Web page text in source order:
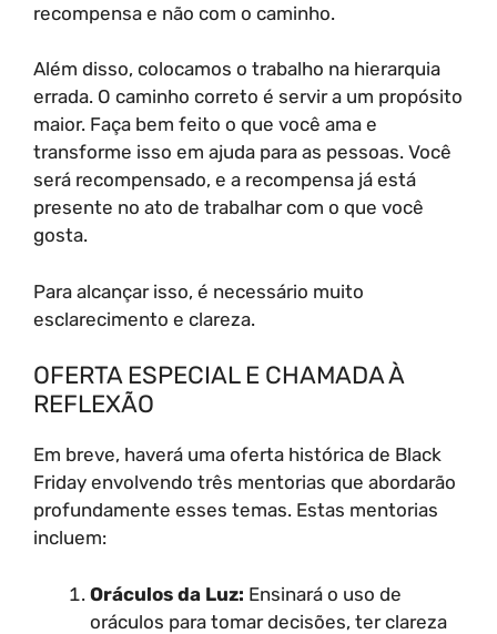
recompensa e não com o caminho.
Além disso, colocamos o trabalho na hierarquia
errada. O caminho correto é servir a um propósito
maior. Faça bem feito o que você ama e
transforme isso em ajuda para as pessoas. Você
será recompensado, e a recompensa já está
presente no ato de trabalhar com o que você
gosta.
Para alcançar isso, é necessário muito
esclarecimento e clareza.
OFERTA ESPECIAL E CHAMADA À
REFLEXÃO
Em breve, haverá uma oferta histórica de Black
Friday envolvendo três mentorias que abordarão
profundamente esses temas. Estas mentorias
incluem:
Oráculos da Luz: Ensinará o uso de
oráculos para tomar decisões, ter clareza